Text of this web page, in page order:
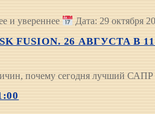
и увереннее
Дата: 29 октября
26 АВГУСТА В
почему сегодня лучший